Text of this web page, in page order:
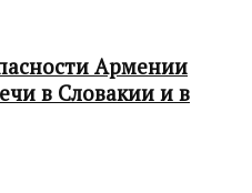
Армении
в Словакии и в